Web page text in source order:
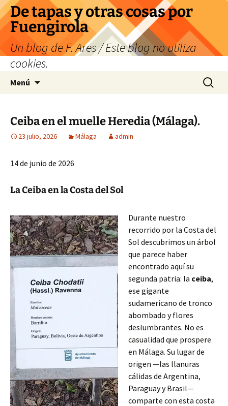
Saltar
al
contenido
De tapas y otras cosas por
Fuengirola
Un blog de F. Ares / Este blog no utiliza
cookies.
Menú Buscar:
Ceiba en el muelle Heredia (Málaga).
23 julio, 2026 Málaga admin
14 de junio de 2026
La Ceiba en la Costa del Sol
Durante nuestro
recorrido por la Costa del
Sol descubrimos un árbol
que parece haber
encontrado aquí su
segunda patria: la ceiba,
ese gigante
sudamericano de tronco
abombado y flores
deslumbrantes. No es
casualidad que prospere
en Málaga. Su lugar de
origen —las llanuras
cálidas de Argentina,
Paraguay y Brasil—
comparte con esta costa